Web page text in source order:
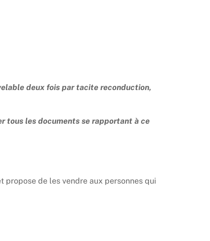
deux fois par tacite reconduction,
tous les documents se rapportant à ce
de les vendre aux personnes qui